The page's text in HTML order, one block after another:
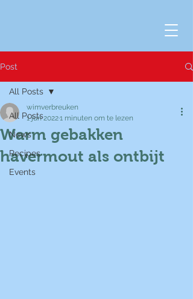
Post
All Posts
News
Recipes
Events
All Posts
Warm gebakken
havermout als ontbijt
wimverbreuken
1 jun 20221 minuten om te lezen